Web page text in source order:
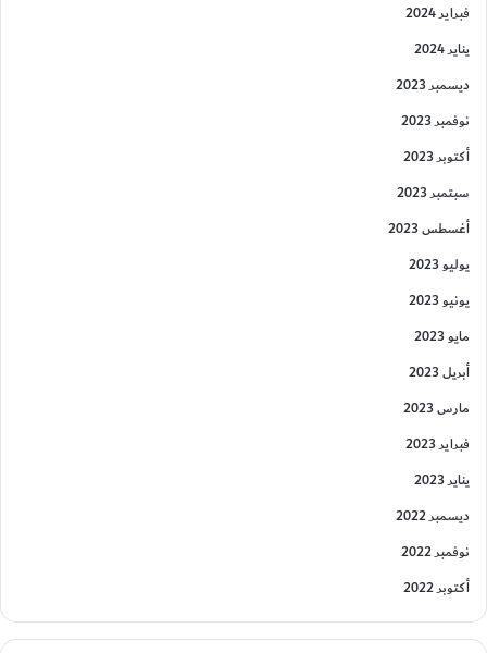
فبراير 2024
يناير 2024
ديسمبر 2023
نوفمبر 2023
أكتوبر 2023
سبتمبر 2023
أغسطس 2023
يوليو 2023
يونيو 2023
مايو 2023
أبريل 2023
مارس 2023
فبراير 2023
يناير 2023
ديسمبر 2022
نوفمبر 2022
أكتوبر 2022